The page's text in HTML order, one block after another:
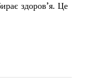
здоров’я. Це